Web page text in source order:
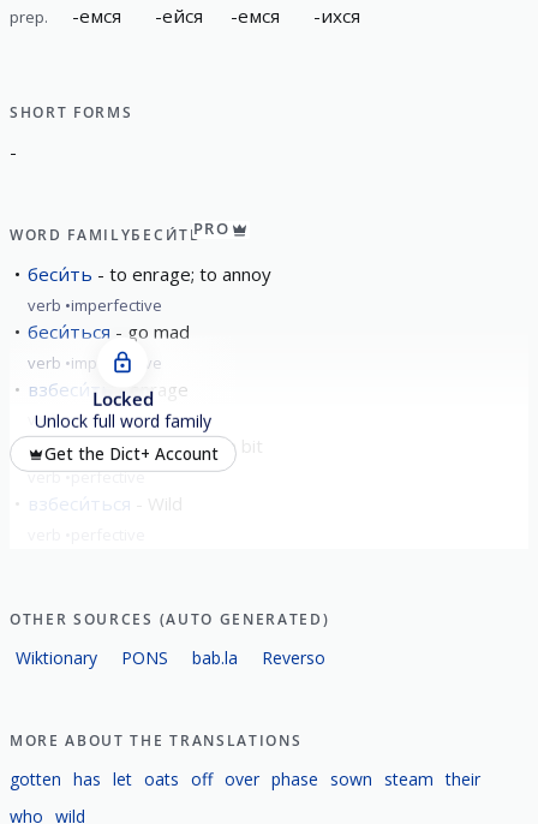
prep. -емся -ейся -емся -ихся
SHORT FORMS
-
WORD FAMILYБЕСИ́ТЬPRO
беси́ть to enrage; to annoy
verb imperfective
беси́ться go mad
verb imperfective
взбеси́ть enrage
verb perfective
побеси́ть to infuriate a bit
verb perfective
взбеси́ться
Locked
Unlock full word family
Get the Dict+ Account
OTHER SOURCES (AUTO GENERATED)
Wiktionary PONS bab.la Reverso
MORE ABOUT THE TRANSLATIONS
gotten has let oats off over phase sown steam their
who wild